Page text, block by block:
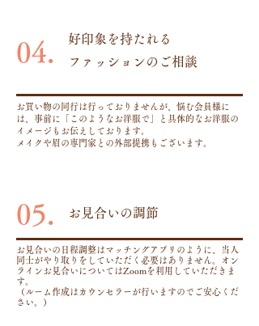
04.
好印象を持たれる
ファッションのご相談
お買い物の同行は行っておりませんが、悩む会員様に
は、事前に「このようなお洋服で」と具体的なお洋服の
イメージもお伝えしております。
​メイクや眉の専門家との外部提携もございます。
05. ​お見合いの調節
お見合いの日程調整はマッチングアプリのように、当人
同士がやり取りをしていただく必要はありません。オン
ラインお見合いについてはZoomを利用していただきま
す。
（ルーム作成はカウンセラーが行いますのでご安心くだ
さい。）